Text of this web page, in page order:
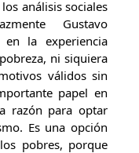
análisis sociales
Gustavo
en la experiencia
ni siquiera
válidos sin
papel en
razón para optar
Es una opción
pobres, porque